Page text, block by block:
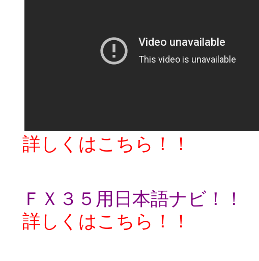
詳しくはこちら！！
ＦＸ３５用日本語ナビ！！
詳しくはこちら！！